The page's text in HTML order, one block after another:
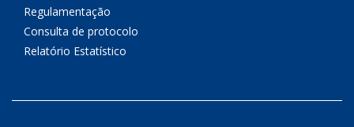
Regulamentação
Consulta de protocolo
Relatório Estatístico